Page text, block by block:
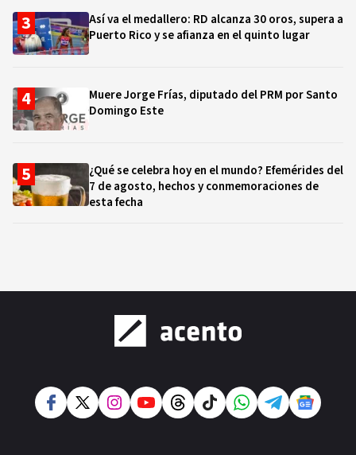
Así va el medallero: RD alcanza 30 oros, supera a
Puerto Rico y se afianza en el quinto lugar
Muere Jorge Frías, diputado del PRM por Santo
Domingo Este
¿Qué se celebra hoy en el mundo? Efemérides del
7 de agosto, hechos y conmemoraciones de
esta fecha